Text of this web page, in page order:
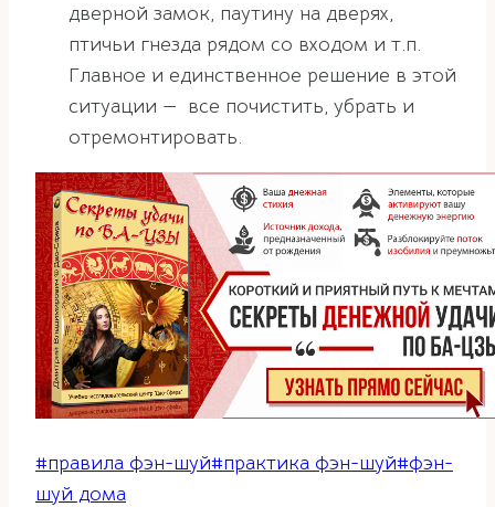
дверной замок, паутину на дверях,
птичьи гнезда рядом со входом и т.п.
Главное и единственное решение в этой
ситуации — все почистить, убрать и
отремонтировать.
Метки
записи:
#правила фэн-шуй#практика фэн-шуй#фэн-
шуй дома